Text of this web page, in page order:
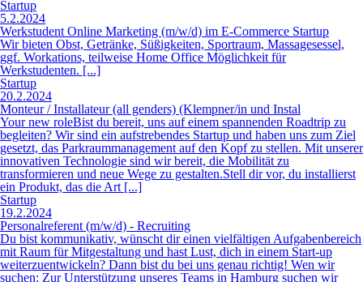
Monteur / Installateur (all genders) (Klempner/in und Instal
Your new roleBist du bereit, uns auf einem spannenden Roadtrip zu
begleiten? Wir sind ein aufstrebendes Startup und haben uns zum Ziel
gesetzt, das Parkraummanagement auf den Kopf zu stellen. Mit unserer
innovativen Technologie sind wir bereit, die Mobilität zu
transformieren und neue Wege zu gestalten.Stell dir vor, du installierst
ein Produkt, das die Art [...]
Startup
19.2.2024
Personalreferent (m/w/d) - Recruiting
Du bist kommunikativ, wünscht dir einen vielfältigen Aufgabenbereich
mit Raum für Mitgestaltung und hast Lust, dich in einem Start-up
weiterzuentwickeln? Dann bist du bei uns genau richtig! Wen wir
suchen: Zur Unterstützung unseres Teams in Hamburg suchen wir
intern zum nächstmöglichen Zeitpunkt einen Personalreferenten
(m/w/d) für den Bereich R [...]
Praktikum
8.2.2024
Praktikum Digitales Marketing und Produktkommunikation
Wir bieten alle Voraussetzungen, persönlich und beruflich zu wachsen.
Gemeinsam mit vielen Mitarbeitenden gestalten wir die Zukunft -
vorausschauend und verantwortungsbewusst. [...]